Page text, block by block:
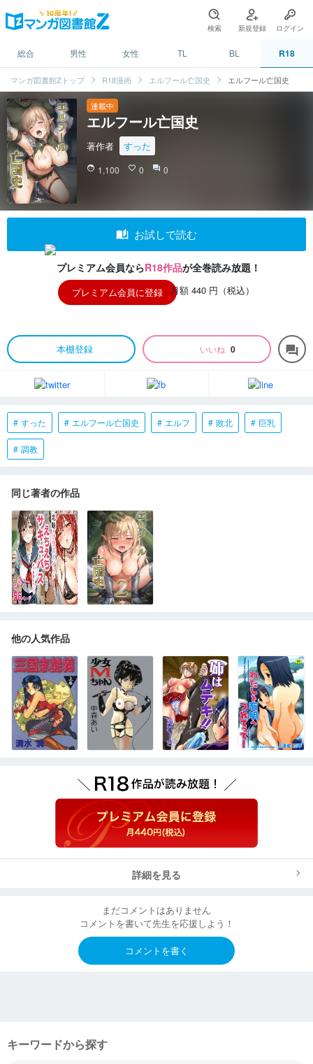
検索 新規登録 ログイン
総合 男性 女性 TL BL R18
マンガ図書館Zトップ R18漫画 エルフール亡国史 エルフール亡国史
連載中
エルフール亡国史
著作者 すった
face 1,100 favorite_border 0 question_answer 0
auto_stories お試しで読む
プレミアム会員ならR18作品が全巻読み放題！
プレミアム会員に登録 月額 440 円（税込）
本棚登録 いいね 0 forum
すった エルフール亡国史 エルフ 敗北 巨乳
調教
同じ著者の作品
他の人気作品
詳細を見る
まだコメントはありません
コメントを書いて先生を応援しよう！
コメントを書く
キーワードから探す